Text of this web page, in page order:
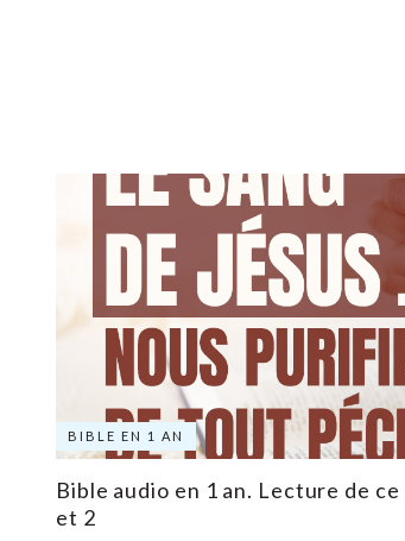
BIBLE EN 1 AN
Bible audio en 1 an. Lecture de
et 2